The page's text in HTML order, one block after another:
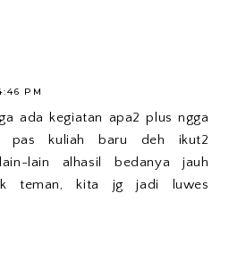
PM
ada kegiatan apa2 plus ngga
pas kuliah baru deh ikut2
lain alhasil bedanya jauh
teman, kita jg jadi luwes